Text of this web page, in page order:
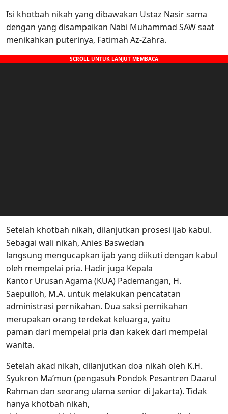
Isi khotbah nikah yang dibawakan Ustaz Nasir sama
dengan yang disampaikan Nabi Muhammad SAW saat
menikahkan puterinya, Fatimah Az-Zahra.
Setelah khotbah nikah, dilanjutkan prosesi ijab kabul.
Sebagai wali nikah, Anies Baswedan
langsung mengucapkan ijab yang diikuti dengan kabul
oleh mempelai pria. Hadir juga Kepala
Kantor Urusan Agama (KUA) Pademangan, H.
Saepulloh, M.A. untuk melakukan pencatatan
administrasi pernikahan. Dua saksi pernikahan
merupakan orang terdekat keluarga, yaitu
paman dari mempelai pria dan kakek dari mempelai
wanita.
Setelah akad nikah, dilanjutkan doa nikah oleh K.H.
Syukron Ma’mun (pengasuh Pondok Pesantren Daarul
Rahman dan seorang ulama senior di Jakarta). Tidak
hanya khotbah nikah,